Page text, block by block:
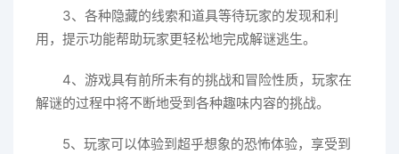
3、各种隐藏的线索和道具等待玩家的发现和利
用，提示功能帮助玩家更轻松地完成解谜逃生。
4、游戏具有前所未有的挑战和冒险性质，玩家在
解谜的过程中将不断地受到各种趣味内容的挑战。
5、玩家可以体验到超乎想象的恐怖体验，享受到